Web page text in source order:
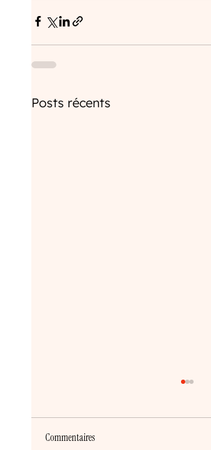
Posts récents
Commentaires